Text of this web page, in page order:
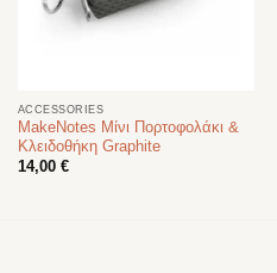
ACCESSORIES
MakeNotes Μίνι Πορτοφολάκι &
Κλειδοθήκη Graphite
14,00 €